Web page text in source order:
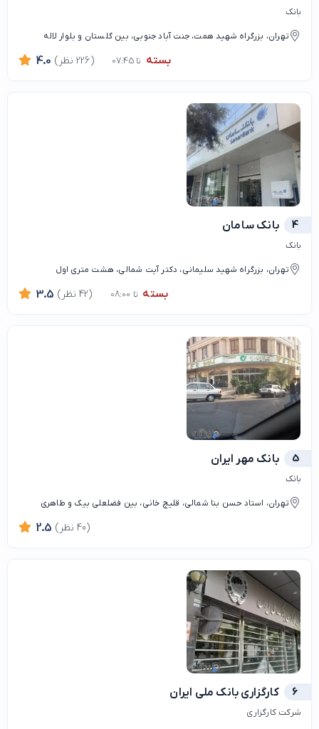
بانک
تهران، بزرگراه شهید همت، جنت آباد جنوبی، بین گلستان و بلوار لاله
بسته تا 07:45 4.0 (226 نظر)
4 بانک سامان
بانک
تهران، بزرگراه شهید سلیمانی، دکتر آیت شمالی، هشت متری اول
بسته تا 08:00 3.5 (42 نظر)
5 بانک مهر ایران
بانک
تهران، استاد حسن بنا شمالی، قلیچ خانی، بین فضلعلی بیک و طاهری
2.5 (40 نظر)
6 کارگزاری بانک ملی ایران
شرکت کارگزاری